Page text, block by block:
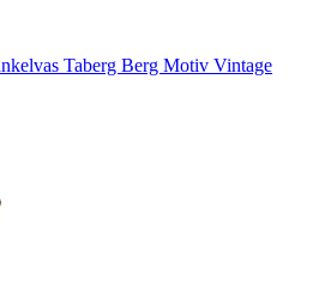
Taberg Berg Motiv Vintage